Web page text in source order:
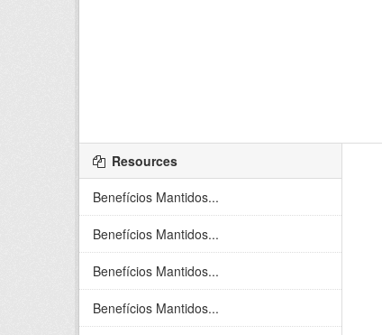
Resources
Benefícios Mantidos...
Benefícios Mantidos...
Benefícios Mantidos...
Benefícios Mantidos...